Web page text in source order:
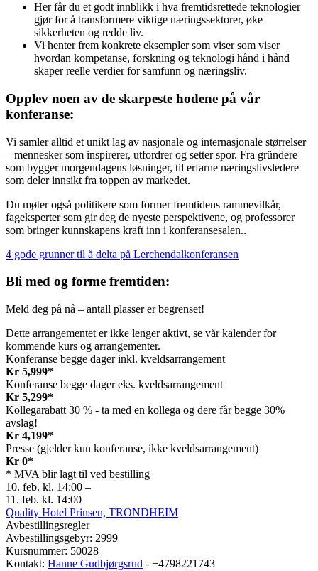
Her får du et godt innblikk i hva fremtidsrettede teknologier
gjør for å transformere viktige næringssektorer, øke
sikkerheten og redde liv.
Vi henter frem konkrete eksempler som viser som viser
hvordan kompetanse, forskning og teknologi hånd i hånd
skaper reelle verdier for samfunn og næringsliv.
Opplev noen av de skarpeste hodene på vår
konferanse:
Vi samler alltid et unikt lag av nasjonale og internasjonale størrelser
– mennesker som inspirerer, utfordrer og setter spor. Fra gründere
som bygger morgendagens løsninger, til erfarne næringslivsledere
som deler innsikt fra toppen av markedet.
Du møter også politikere som former fremtidens rammevilkår,
fageksperter som gir deg de nyeste perspektivene, og professorer
som bringer kunnskapens kraft inn i konferansesalen..
4 gode grunner til å delta på Lerchendalkonferansen
Bli med og forme fremtiden:
Meld deg på nå – antall plasser er begrenset!
Dette arrangementet er ikke lenger aktivt, se vår kalender for
kommende kurs og arrangementer.
Konferanse begge dager inkl. kveldsarrangement
Kr 5,999*
Konferanse begge dager eks. kveldsarrangement
Kr 5,299*
Kollegarabatt 30 % - ta med en kollega og dere får begge 30%
avslag!
Kr 4,199*
Presse (gjelder kun konferanse, ikke kveldsarrangement)
Kr 0*
* MVA blir lagt til ved bestilling
10. feb. kl. 14:00 –
11. feb. kl. 14:00
Quality Hotel Prinsen, TRONDHEIM
Avbestillingsregler
Avbestillingsgebyr: 2999
Kursnummer: 50028
Kontakt: Hanne Gudbjørgsrud - +4798221743